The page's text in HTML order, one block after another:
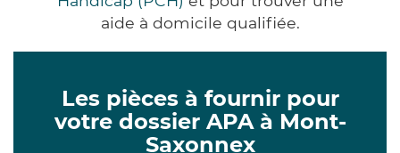
aide à domicile qualifiée.
Les pièces à fournir pour
votre dossier APA à Mont-
Saxonnex